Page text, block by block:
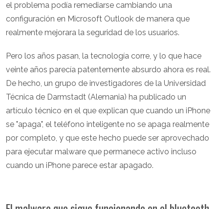
el problema podía remediarse cambiando una
configuración en Microsoft Outlook de manera que
realmente mejorara la seguridad de los usuarios.
Pero los años pasan, la tecnología corre, y lo que hace
veinte años parecía patentemente absurdo ahora es real.
De hecho, un grupo de investigadores de la Universidad
Técnica de Darmstadt (Alemania) ha publicado un
artículo técnico en el que explican que cuando un iPhone
se "apaga", el teléfono inteligente no se apaga realmente
por completo, y que este hecho puede ser aprovechado
para ejecutar malware que permanece activo incluso
cuando un iPhone parece estar apagado.